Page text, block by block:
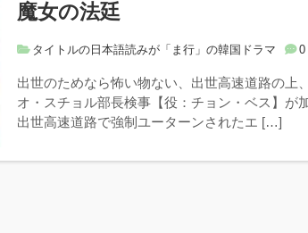
魔女の法廷
タイトルの日本語読みが「ま行」の韓国ドラマ 0
出世のためなら怖い物ない、出世高速道路の上
オ・スチョル部長検事【役：チョン・ベス】が
出世高速道路で強制ユーターンされたエ […]